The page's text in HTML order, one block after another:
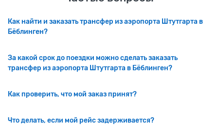
Как найти и заказать трансфер из аэропорта Штутгарта в
Бёблинген?
За какой срок до поездки можно сделать заказать
трансфер из аэропорта Штутгарта в Бёблинген?
Как проверить, что мой заказ принят?
Что делать, если мой рейс задерживается?